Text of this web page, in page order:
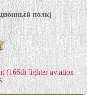
полк]
(166th fighter aviation